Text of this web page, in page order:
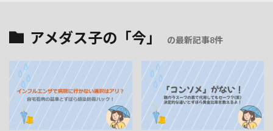
アメダス子の「今」 の最新記事8件